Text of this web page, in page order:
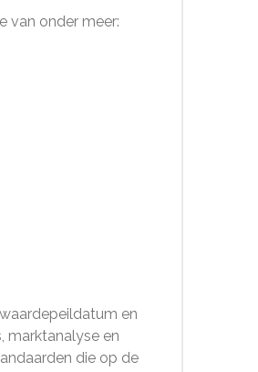
van onder meer:
en
marktanalyse en
die op de